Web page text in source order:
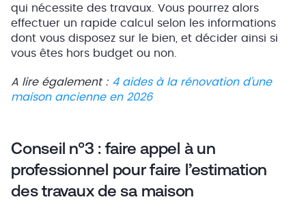
qui nécessite des travaux. Vous pourrez alors
effectuer un rapide calcul selon les informations
dont vous disposez sur le bien, et décider ainsi si
vous êtes hors budget ou non.
A lire également : 4 aides à la rénovation d’une
maison ancienne en 2026
Conseil n°3 : faire appel à un
professionnel pour faire l’estimation
des travaux de sa maison